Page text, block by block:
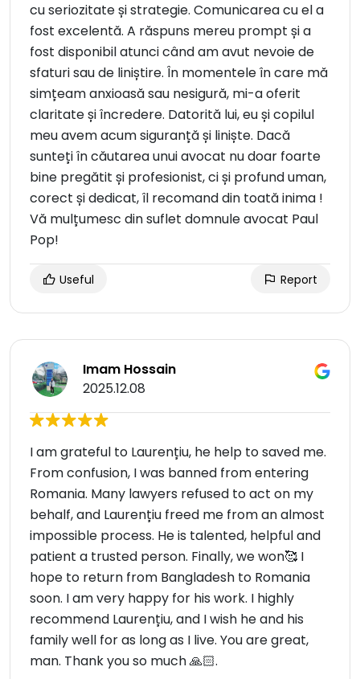
cu seriozitate și strategie. Comunicarea cu el a
fost excelentă. A răspuns mereu prompt și a
fost disponibil atunci când am avut nevoie de
sfaturi sau de liniștire. În momentele în care mă
simțeam anxioasă sau nesigură, mi-a oferit
claritate și încredere. Datorită lui, eu și copilul
meu avem acum siguranță și liniște. Dacă
sunteți în căutarea unui avocat nu doar foarte
bine pregătit și profesionist, ci și profund uman,
corect și dedicat, îl recomand din toată inima !
Vă mulțumesc din suflet domnule avocat Paul
Pop!
Useful Report
Imam Hossain
2025.12.08
I am grateful to Laurențiu, he help to saved me.
From confusion, I was banned from entering
Romania. Many lawyers refused to act on my
behalf, and Laurențiu freed me from an almost
impossible process. He is talented, helpful and
patient a trusted person. Finally, we won🥰 I
hope to return from Bangladesh to Romania
soon. I am very happy for his work. I highly
recommend Laurențiu, and I wish he and his
family well for as long as I live. You are great,
man. Thank you so much 🙏🏻.